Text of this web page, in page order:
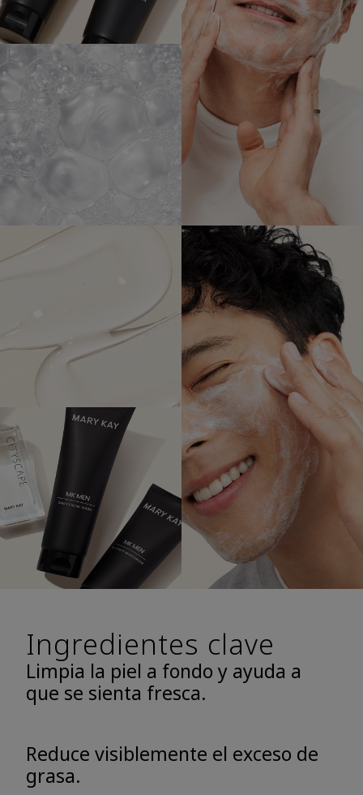
Ingredientes clave
Limpia la piel a fondo y ayuda a
que se sienta fresca.
Reduce visiblemente el exceso de
grasa.